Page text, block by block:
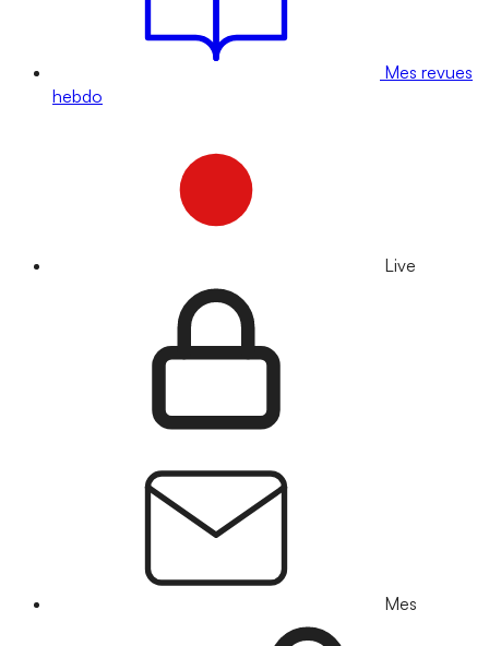
Mes revues
hebdo
Live
Mes